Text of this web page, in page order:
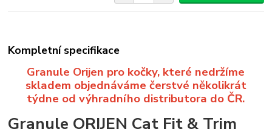
Kompletní specifikace
Granule Orijen pro kočky, které nedržíme
skladem objednáváme čerstvé několikrát
týdne od výhradního distributora do ČR.
Granule ORIJEN Cat Fit & Trim